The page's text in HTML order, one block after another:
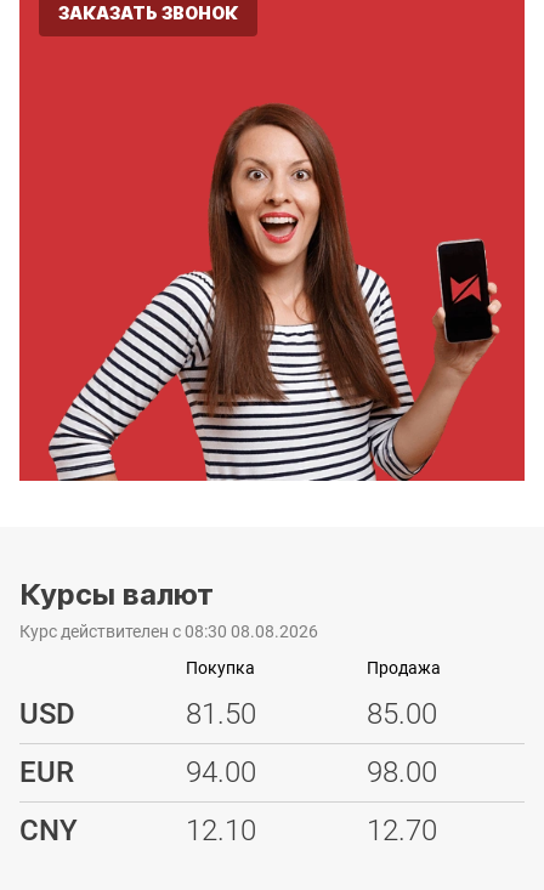
ЗАКАЗАТЬ ЗВОНОК
Курсы валют
Курс действителен с 08:30 08.08.2026
USD
Покупка
81.50
Продажа
85.00
EUR
94.00
98.00
CNY
12.10 12.70